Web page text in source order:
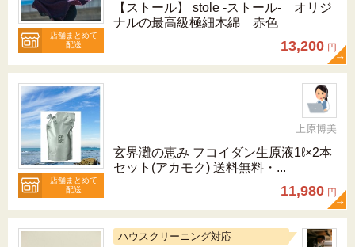
店舗まとめて
配送
【ストール】 stole -ストール- オリジ
ナルの最高級極細木綿 赤色
13,200 円
店舗まとめて
配送
上原博美
玄界灘の恵み フコイダン生原液1ℓ×2本
セット(アカモク) 送料無料・...
11,980 円
ハウスクリーニング対応